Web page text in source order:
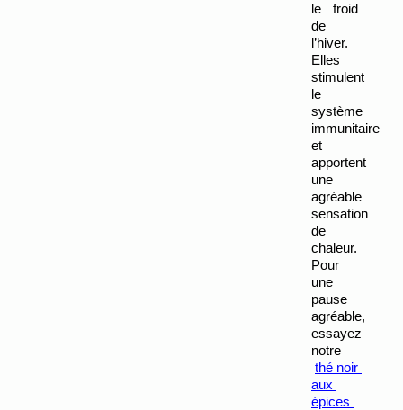
le froid
de
l’hiver.
Elles
stimulent
le
système
immunitaire
et
apportent
une
agréable
sensation
de
chaleur.
Pour
une
pause
agréable,
essayez
notre
thé noir
aux
épices